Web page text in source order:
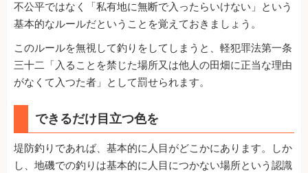
不公平ではなく「私有地に無断で入ったらいけない」という
基本的なルールだということを覚えておきましょう。
このルールを無視して釣りをしてしまうと、軽犯罪法第一条
三十二「入ることを禁じた場所又は他人の田畑に正当な理由
がなくて入つた者」として罰せられます。
できるだけ目立つ色を
堤防釣りであれば、基本的に人目がどこかにあります。しか
し、地磯での釣りは基本的に人目につかない場所という認識